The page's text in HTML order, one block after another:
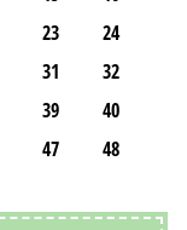
23
24
31
32
39
40
47 48